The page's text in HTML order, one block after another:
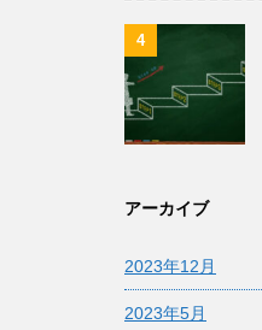
4
アーカイブ
2023年12月
2023年5月